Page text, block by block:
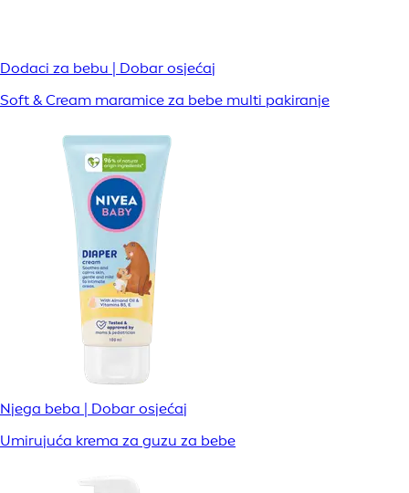
Dodaci za bebu | Dobar osjećaj
Soft & Cream maramice za bebe multi pakiranje
Njega beba | Dobar osjećaj
Umirujuća krema za guzu za bebe